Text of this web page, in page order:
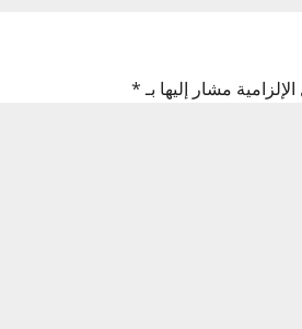
مشار إليها بـ*